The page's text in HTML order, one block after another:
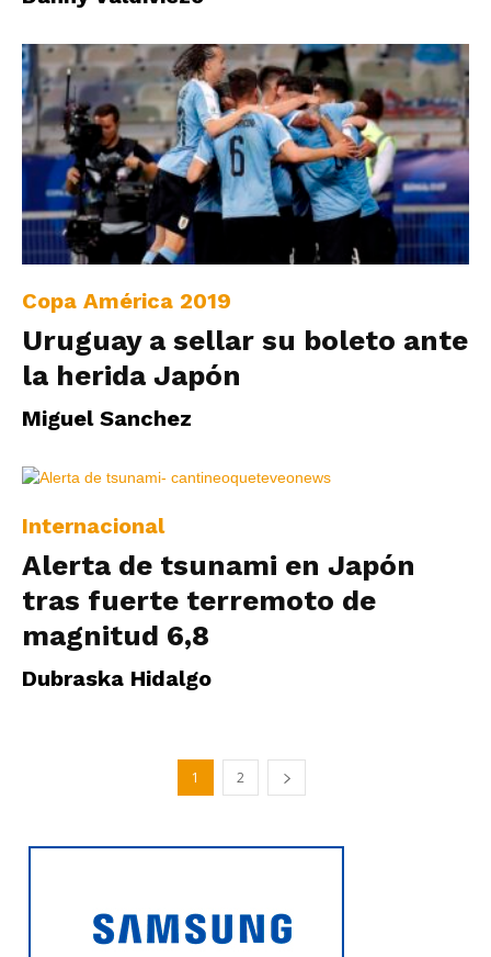
Copa América 2019
Uruguay a sellar su boleto ante
la herida Japón
Miguel Sanchez
Internacional
Alerta de tsunami en Japón
tras fuerte terremoto de
magnitud 6,8
Dubraska Hidalgo
1 2